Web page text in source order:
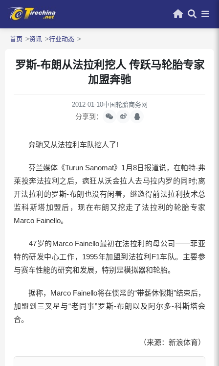
首页 资讯 行业动态
罗斯-布朗从法拉利挖人 传跃马轮胎专家
加盟奔驰
2012-01-10中国轮胎商务网
分享到：
奔驰又从法拉利车队挖人了!
芬兰媒体《Turun Sanomat》1月8日报道说，在帕特-弗
莱投奔法拉利之后，疯狂从沃金拉人去马拉内罗的同时;离
开法拉利的罗斯-布朗也没有闲着，继邀得前法拉利技术总
监科斯塔加盟后，现在布朗又挖走了法拉利的轮胎专家
Marco Fainello。
47岁的Marco Fainello最初在法拉利的母公司——菲亚
特的研发中心工作，1995年加盟到法拉利F1车队。主要参
与赛车性能的研究和发展，特别是模拟器和轮胎。
据称，Marco Fainello将在惯常的“带薪休假期”结束后，
加盟到三叉星与“老同事”罗斯-布朗以及阿尔多-科斯塔会
合。
（来源：新浪体育）